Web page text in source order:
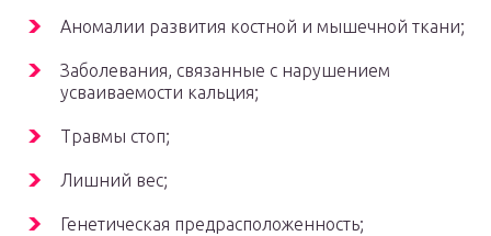
Аномалии развития костной и мышечной ткани;
Заболевания, связанные с нарушением
усваиваемости кальция;
Травмы стоп;
Лишний вес;
Генетическая предрасположенность;